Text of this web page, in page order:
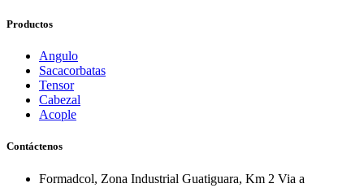
Productos
Angulo
Sacacorbatas
Tensor
Cabezal
Acople
Contáctenos
Formadcol, Zona Industrial Guatiguara, Km 2 Via a